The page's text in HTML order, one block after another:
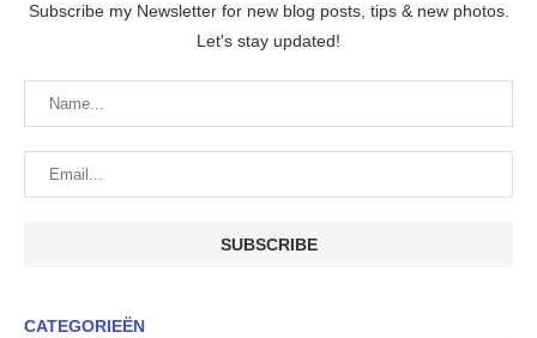
Subscribe my Newsletter for new blog posts, tips & new photos.
Let's stay updated!
CATEGORIEËN